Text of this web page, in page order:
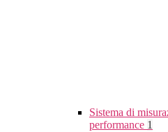
Sistema di
performance 1